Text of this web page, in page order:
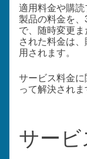
適用料金や購
製品の料金を
で、随時変更
された料金は
用されます。
サービス料金
って解決されま
サー